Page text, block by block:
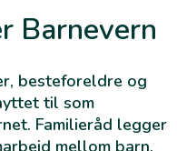
Barnevern
besteforeldre og
til som
Familieråd legger